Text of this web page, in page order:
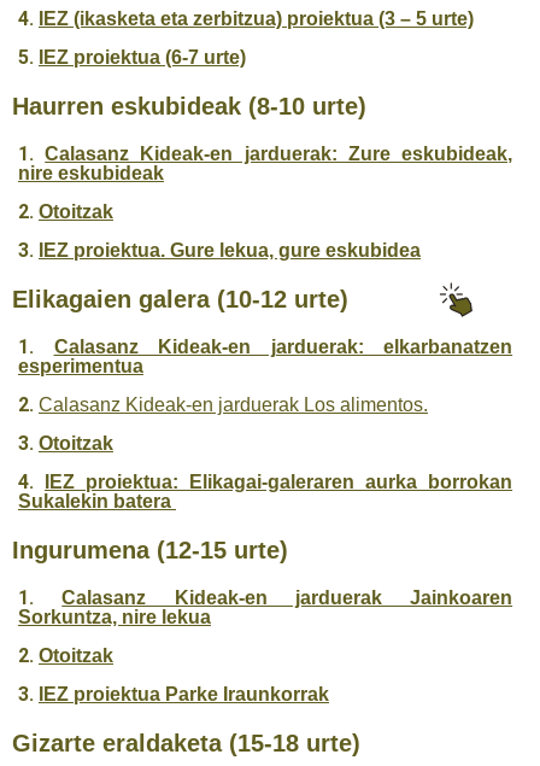
IEZ (ikasketa eta zerbitzua) proiektua (3 – 5 urte)
IEZ proiektua (6-7 urte)
Haurren eskubideak (8-10 urte)
Calasanz Kideak-en jarduerak: Zure eskubideak,
nire eskubideak
Otoitzak
IEZ proiektua. Gure lekua, gure eskubidea
Elikagaien galera (10-12 urte)
Calasanz Kideak-en jarduerak: elkarbanatzen
esperimentua
Calasanz Kideak-en jarduerak Los alimentos.
Otoitzak
IEZ proiektua: Elikagai-galeraren aurka borrokan
Sukalekin batera
Ingurumena (12-15 urte)
Calasanz Kideak-en jarduerak Jainkoaren
Sorkuntza, nire lekua
Otoitzak
IEZ proiektua Parke Iraunkorrak
Gizarte eraldaketa (15-18 urte)